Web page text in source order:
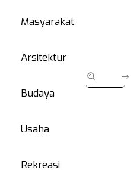
Masyarakat
Arsitektur
Budaya
Usaha
Rekreasi